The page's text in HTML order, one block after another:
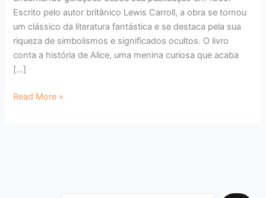
Escrito pelo autor britânico Lewis Carroll, a obra se tornou
um clássico da literatura fantástica e se destaca pela sua
riqueza de simbolismos e significados ocultos. O livro
conta a história de Alice, uma menina curiosa que acaba
[…]
Read More »